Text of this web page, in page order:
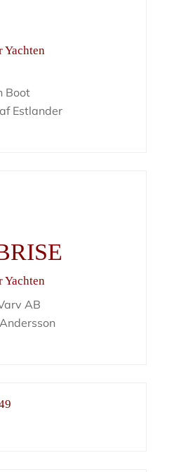
Yachten
Boot
Estlander
Yachten
AB